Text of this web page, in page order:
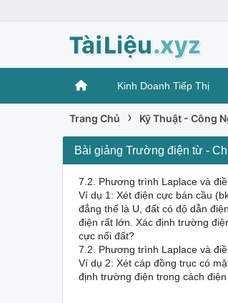
Kinh Doanh Tiếp Thị
Trang Chủ › Kỹ Thuật - Công
Bài giảng Trường điện từ -
7.2. Phương trình Laplace và
Ví dụ 1: Xét điện cực bán cầu
đẳng thế là U, đất có độ dẫn
điện rất lớn. Xác định trường
cực nối đất?
7.2. Phương trình Laplace và
Ví dụ 2: Xét cáp đồng trục có
định trường điện trong cách